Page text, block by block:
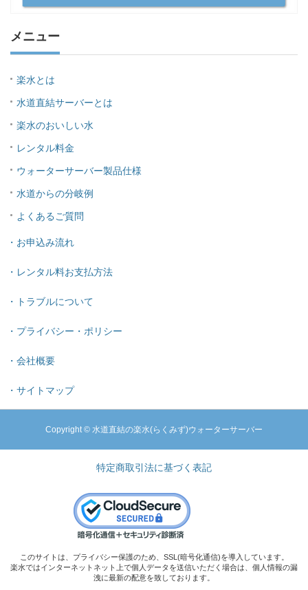
メニュー
楽水とは
水道直結サーバーとは
楽水のおいしい水
レンタル料金
ウォーターサーバー製品仕様
水道からの分岐例
よくあるご質問
・お申込み流れ
・レンタル料お支払方法
・トラブルについて
・プライバシー・ポリシー
・会社概要
・サイトマップ
Copyright © 水道直結の楽水(らくみず)ウォーターサーバー
特定商取引法に基づく表記
このサイトは、プライバシー保護のため、SSL(暗号化通信)を導入しています。
楽水ではインターネットネット上で個人データを送信いただく場合は、個人情報の漏
洩に最新の配意を致しております。